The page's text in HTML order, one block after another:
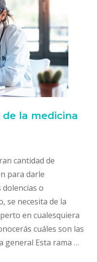
de la medicina
cantidad de
para darle
o
se necesita de la
en cualesquiera
cuáles son las
general Esta rama …